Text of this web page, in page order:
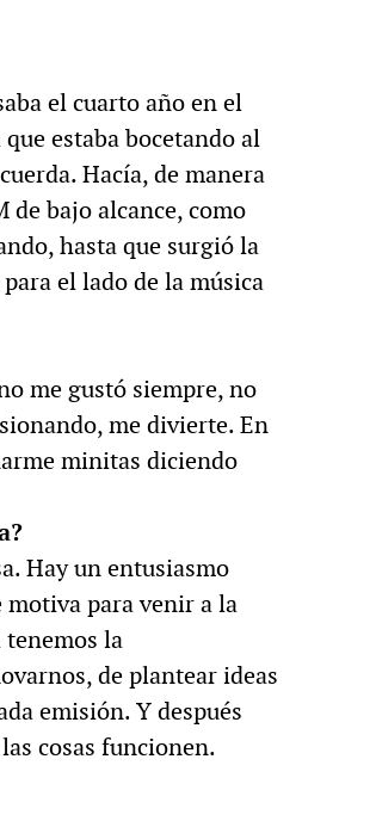
el cuarto año en el
estaba bocetando al
Hacía, de manera
bajo alcance, como
hasta que surgió la
el lado de la música
me gustó siempre, no
me divierte. En
minitas diciendo
Hay un entusiasmo
para venir a la
la
de plantear ideas
emisión. Y después
cosas funcionen.